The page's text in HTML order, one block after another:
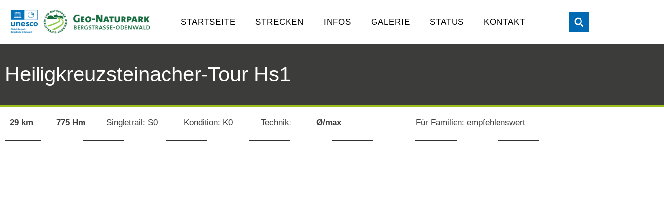
STARTSEITE STRECKEN INFOS GALERIE STATUS KONTAKT
Heiligkreuzsteinacher-Tour Hs1
29 km 775 Hm Singletrail: S0 Kondition: K0 Technik: Ø/max Für Familien: empfehlenswert